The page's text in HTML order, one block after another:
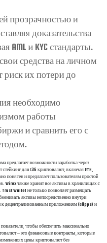
прозрачностью и
доказательства
AML и KYC стандарты.
средства на личном
риск их потери до
необходимо
работы
и сравнить его с
предлагает возможности заработка через
для 136 криптовалют, включая ETH,
понятен и предлагает пользователям простой
Wirex также хранит все активы в хранилищах с
Wallet не только позволяет размещать
активы непосредственно внутри
к децентрализованным приложениям (dApps) и
чтобы обеспечить максимально
– это финансовые контракты, которые
цены криптовалют без